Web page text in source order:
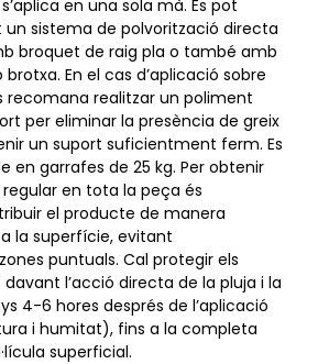
en una sola mà. Es pot
sistema de polvorització directa
broquet de raig pla o també amb
En el cas d’aplicació sobre
recomana realitzar un poliment
per eliminar la presència de greix
un suport suficientment ferm. Es
en garrafes de 25 kg. Per obtenir
en tota la peça és
el producte de manera
la superfície, evitant
puntuals. Cal protegir els
l’acció directa de la pluja i la
4-6 hores després de l’aplicació
i humitat), fins a la completa
superficial.